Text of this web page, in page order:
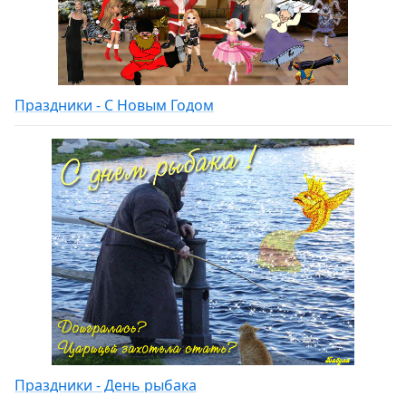
Праздники - С Новым Годом
Праздники - День рыбака